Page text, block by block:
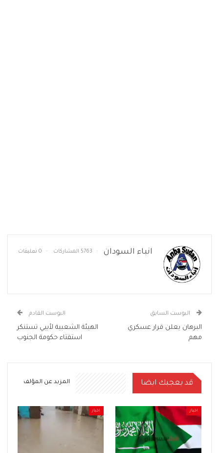
انباء السودان 5763 المشاركات 0 تعليقات
البوست السابق
البرهان يعلن قرار عسكري
مهم
البوست القادم
الهيئة الشعبية لأبيي تستنكر
استفتاء حكومة الجنوب
قد يعجبك ايضا المزيد عن المؤلف
اخبار اخبار